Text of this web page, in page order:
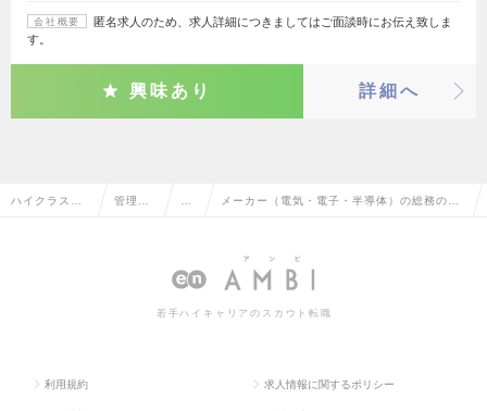
会社概要
匿名求人のため、求人詳細につきましてはご面談時にお伝え致しま
す。
興味あり 詳細へ
ハイクラス求 管理部 メーカー（電気・電子・半導体）の総務の転
若手ハイキャリアのスカウト転職
利用規約 求人情報に関するポリシー